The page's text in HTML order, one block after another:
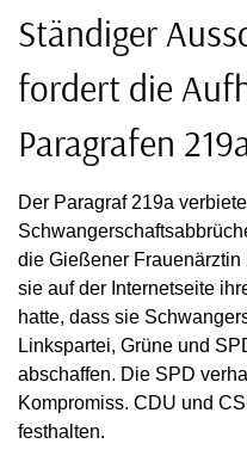
Ständiger
fordert die
Paragrafen
Der Paragraf 219a
die Gießener Frauenärztin
sie auf der Internetseite
hatte, dass sie
Linkspartei, Grüne und
abschaffen. Die SPD
Kompromiss. CDU und
festhalten.